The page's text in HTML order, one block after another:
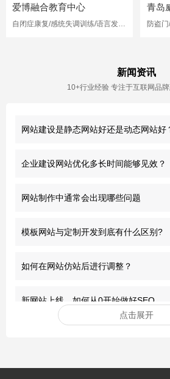
爱博融合教育中心 青岛
防盗
新闻资讯
10+行业经验 专注于互联网品
网站建设是静态网站好还是动态网站好
企业建设网站优化多长时间能够见效？
网站制作中通常会出现哪些问题
模板网站与定制开发到底有什么区别?
如何在网站仿站后进行调整？
新网站上线，如何从0开始做好SEO
突破界限：青岛网站建设的前沿探索
点击展开